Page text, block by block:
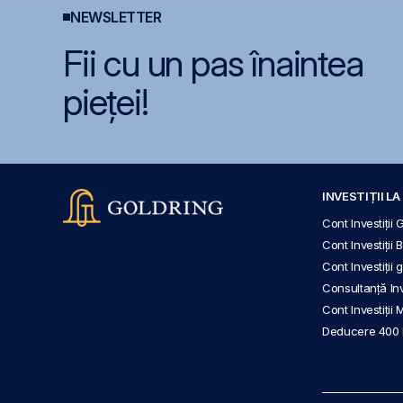
NEWSLETTER
Fii cu un pas înaintea
pieței!
INVESTIȚII LA
Cont Investiții
Cont Investiții
Cont Investiții
Consultanță
Cont Investiții
Deducere 400